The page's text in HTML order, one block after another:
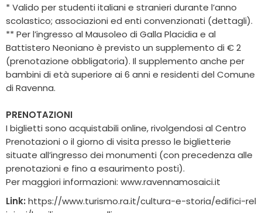
* Valido per studenti italiani e stranieri durante l’anno
scolastico; associazioni ed enti convenzionati (dettagli).
** Per l’ingresso al Mausoleo di Galla Placidia e al
Battistero Neoniano è previsto un supplemento di € 2
(prenotazione obbligatoria). Il supplemento anche per
bambini di età superiore ai 6 anni e residenti del Comune
di Ravenna.
PRENOTAZIONI
I biglietti sono acquistabili online, rivolgendosi al Centro
Prenotazioni o il giorno di visita presso le biglietterie
situate all’ingresso dei monumenti (con precedenza alle
prenotazioni e fino a esaurimento posti).
Per maggiori informazioni: www.ravennamosaici.it
Link: https://www.turismo.ra.it/cultura-e-storia/edifici-rel